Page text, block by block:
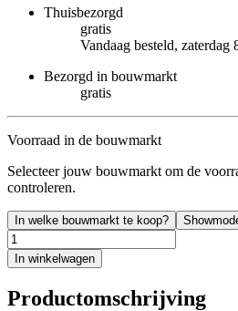
Thuisbezorgd
gratis
Vandaag besteld, zaterdag
Bezorgd in bouwmarkt
gratis
Voorraad in de bouwmarkt
Selecteer jouw bouwmarkt om de
controleren.
In welke bouwmarkt te koop?
In winkelwagen
Productomschrijving